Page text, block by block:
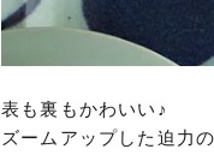
表も裏もかわいい♪
ズームアップした迫力